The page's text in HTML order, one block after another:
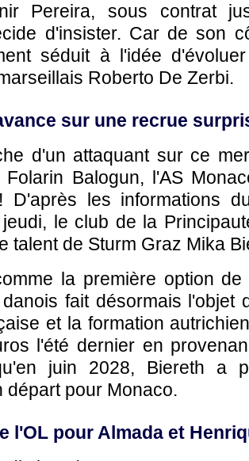
Pereira, sous contrat
d'insister. Car de son
séduit à l'idée
Roberto De Zerbi.
sur une recrue
d'un attaquant sur ce
Folarin Balogun, l'AS
D'après les informations
le club de la
talent de Sturm Graz Mika
la première option
fait désormais l'objet
et la formation
l'été dernier en
juin 2028, Biereth a
départ pour Monaco.
l'OL pour Almada et